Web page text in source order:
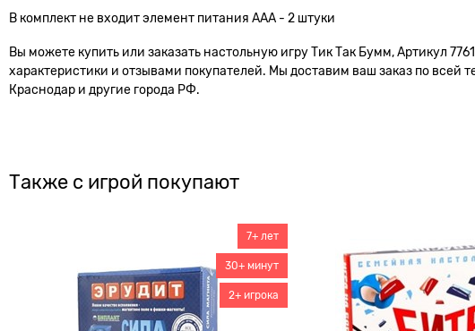
В комплект не входит элемент питания ААА - 2 штуки
Вы можете купить или заказать настольную игру Тик Так Бумм, Артикул
характеристики и отзывами покупателей. Мы доставим ваш заказ по всей
Краснодар и другие города РФ.
Также с игрой покупают
7+ лет
30+ минут
2+ игрока